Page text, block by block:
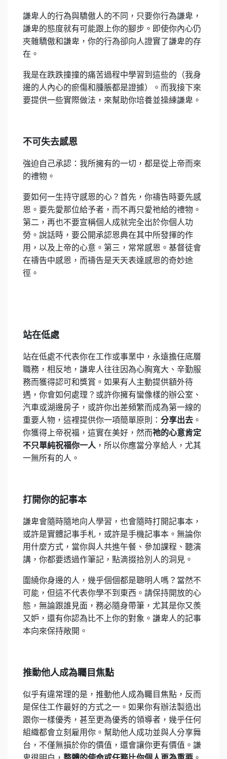
謙卑人的行為與驕傲人的不同，只要你行為謙卑，
謙卑的態度就有可能跟上你的腳步。即使你內心仍
夾雜驕傲和謙卑，你的行為卻向人證實了謙卑的存
在。
我是在跌跌撞撞的痛苦過程中學習到這些的（我身
邊的人內心的瘀傷和腫脹都是證據）。而我接下來
要提供一些實際做法，來幫助你培養並操練謙卑。
不可失去感恩
強迫自己承認：我所擁有的一切，都是從上帝而來
的禮物。
要如何一生持守感恩的心？首先，你禱告時要先感
恩。要先愛那位給予者，而不再只愛祂給的禮物。
第二，再也不要宣稱個人成就完全出於你個人功
勞。說話時，要公開承認恩典在其中所發揮的作
用，以及上帝的心意。第三，常常感恩。基督徒會
在禱告中感恩，而禱告是天天表達感恩的奇妙途
徑。
站在低處
站在低處不代表你在工作或事業中，永遠擔任底層
職務，相反地，謙卑人往往因為心胸寬大、辛勤服
務而獲得認可和獎賞。如果有人主動提供額外待
遇，你會如何處理？或許你擁有蠻像樣的辦公室、
汽車或湖邊房子，或許你出差頻繁而成為第一線的
重要人物，這裡提供你一項簡單原則： 分享出去 。
你獲得上帝祝福，這實在美好，然而祂的心意肯定
不只單純祝福你一人 ，所以你應當分享給人，尤其
一無所有的人。
打開你的記事本
謙卑會隨時隨地向人學習，也會隨時打開記事本，
或許是實體記事手札，或許是手機記事本。無論你
用什麼方式，當你與人共進午餐、參加課程、聽演
講，你都要透過作筆記，點滴掇拾別人的洞見。
圍繞你身邊的人，幾乎個個都是聰明人嗎？當然不
可能，但這不代表你學不到東西。請保持開放的心
態，無論跟誰見面，務必隨身帶筆，尤其是你又羨
又妒，還有你認為比不上你的對象。謙卑人的記事
本向來保持敞開。
推動他人成為矚目焦點
似乎有違常理的是，推動他人成為矚目焦點，反而
是保住工作最好的方式之一。如果你有辦法製造出
跟你一樣優秀，甚至更為優秀的領導者，幾乎任何
組織都會立刻雇用你。幫助他人成功並與人分享舞
台，不僅無損於你的價值，還會讓你更有價值。謙